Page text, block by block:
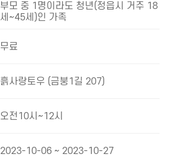
부모 중 1명이라도 청년(정읍시 거주 18
세~45세)인 가족
무료
흙사랑토우 (금붕1길 207)
오전10시~12시
2023-10-06 ~ 2023-10-27